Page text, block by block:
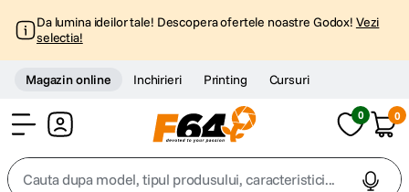
Da lumina ideilor tale! Descopera ofertele noastre Godox! Vezi
selectia!
Magazin online Inchirieri Printing Cursuri
0 0
Cauta dupa model, tipul produsului, caracteristici...